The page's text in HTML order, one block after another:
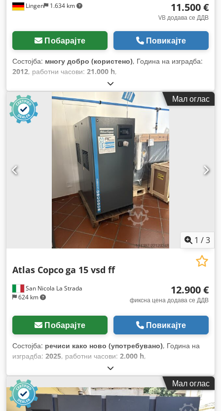
Lingen 1.634 km 11.500 €
VB додава се ДДВ
Побарајте Повикајте
Состојба: многу добро (користено), Година на изградба:
2012, работни часови: 21.000 h,
Мал оглас
1 /3
San Nicola La Strada
624 km
Atlas Copcoga 15 vsd ff
12.900 €
фиксна цена додава се ДДВ
Побарајте Повикајте
Состојба: речиси како ново (употребувано), Година на
изградба: 2025, работни часови: 2.000 h,
Мал оглас